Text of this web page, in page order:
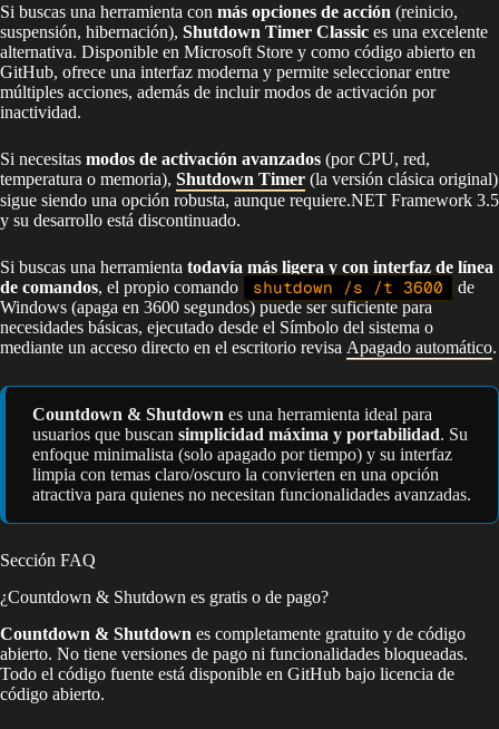
Si buscas una herramienta con más opciones de acción (reinicio,
suspensión, hibernación), Shutdown Timer Classic es una excelente
alternativa. Disponible en Microsoft Store y como código abierto en
GitHub, ofrece una interfaz moderna y permite seleccionar entre
múltiples acciones, además de incluir modos de activación por
inactividad.
Si necesitas modos de activación avanzados (por CPU, red,
temperatura o memoria), Shutdown Timer (la versión clásica original)
sigue siendo una opción robusta, aunque requiere.NET Framework 3.5
y su desarrollo está discontinuado.
Si buscas una herramienta todavía más ligera y con interfaz de línea
de comandos, el propio comando shutdown /s /t 3600
de
Windows (apaga en 3600 segundos) puede ser suficiente para
necesidades básicas, ejecutado desde el Símbolo del sistema o
mediante un acceso directo en el escritorio revisa Apagado automático.
Countdown & Shutdown es una herramienta ideal para
usuarios que buscan simplicidad máxima y portabilidad. Su
enfoque minimalista (solo apagado por tiempo) y su interfaz
limpia con temas claro/oscuro la convierten en una opción
atractiva para quienes no necesitan funcionalidades avanzadas.
Sección FAQ
¿Countdown & Shutdown es gratis o de pago?
Countdown & Shutdown es completamente gratuito y de código
abierto. No tiene versiones de pago ni funcionalidades bloqueadas.
Todo el código fuente está disponible en GitHub bajo licencia de
código abierto.